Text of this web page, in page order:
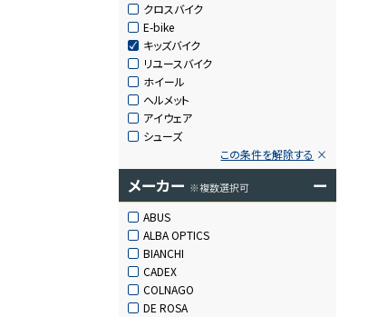
クロスバイク
E-bike
キッズバイク
リユースバイク
ホイール
ヘルメット
アイウェア
シューズ
この条件を解除する
メーカー ※複数選択可 ー
ABUS
ALBA OPTICS
BIANCHI
CADEX
COLNAGO
DE ROSA